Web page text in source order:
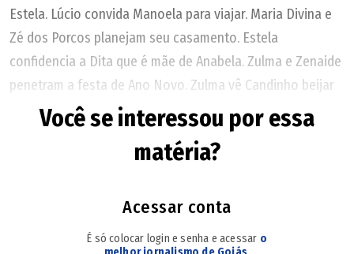
Estela. Lúcio convida Manoela para viajar. Maria Divina e
Zé dos Porcos planejam seu casamento. Estela
confidencia a Dita que é mãe de Anabela. Zulma e Zenaide
penetram a festa de Ano Novo. Zulma vê Candinho beijar
Doris River.
Você se interessou por essa
matéria?
Acessar conta
É só colocar login e senha e acessar o